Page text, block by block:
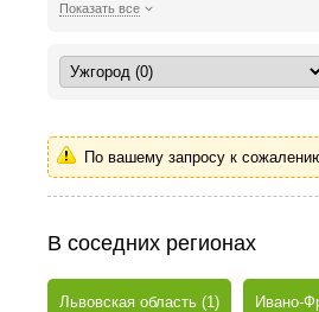
Показать все
По вашему запросу к
В соседних регионах
Львовская область (1) Ивано-